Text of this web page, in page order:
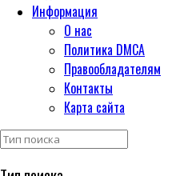
Информация
О нас
Политика DMCA
Правообладателям
Контакты
Карта сайта